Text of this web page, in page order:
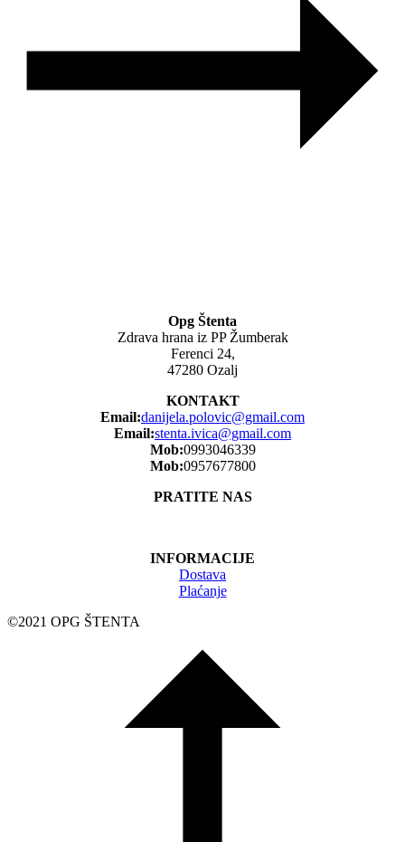
Opg Štenta
Zdrava hrana iz PP Žumberak
Ferenci 24,
47280 Ozalj
KONTAKT
Email:danijela.polovic@gmail.com
Email:stenta.ivica@gmail.com
Mob:0993046339
Mob:0957677800
PRATITE NAS
INFORMACIJE
Dostava
Plaćanje
©2021 OPG ŠTENTA